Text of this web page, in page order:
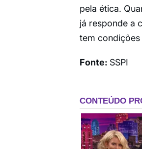
pela ética.
já responde a
tem
Fonte: SSPI